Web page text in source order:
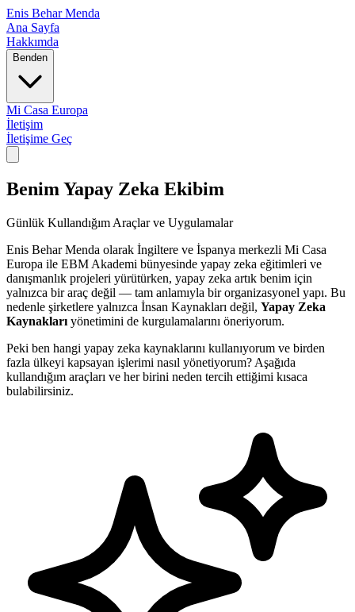
Enis Behar Menda
Ana Sayfa
Hakkımda
Benden
Mi Casa Europa
İletişim
İletişime Geç
Benim Yapay Zeka Ekibim
Günlük Kullandığım Araçlar ve Uygulamalar
Enis Behar Menda olarak İngiltere ve İspanya merkezli Mi Casa
Europa ile EBM Akademi bünyesinde yapay zeka eğitimleri ve
danışmanlık projeleri yürütürken, yapay zeka artık benim için
yalnızca bir araç değil — tam anlamıyla bir organizasyonel yapı. Bu
nedenle şirketlere yalnızca İnsan Kaynakları değil, Yapay Zeka
Kaynakları yönetimini de kurgulamalarını öneriyorum.
Peki ben hangi yapay zeka kaynaklarını kullanıyorum ve birden
fazla ülkeyi kapsayan işlerimi nasıl yönetiyorum? Aşağıda
kullandığım araçları ve her birini neden tercih ettiğimi kısaca
bulabilirsiniz.